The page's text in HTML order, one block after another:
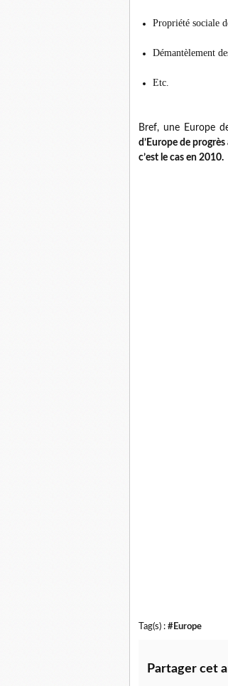
Propriété sociale
Démantèlement
Etc.
Bref, une Europe
d’Europe de
c’est le cas en 2010.
Tag(s) : #Europe
Partager cet